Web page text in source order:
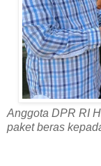
Anggota DPR RI
paket beras